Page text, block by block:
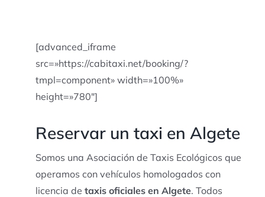
[advanced_iframe
src=»https://cabitaxi.net/booking/?
tmpl=component» width=»100%»
height=»780″]
Reservar un taxi en Algete
Somos una Asociación de Taxis Ecológicos que
operamos con vehículos homologados con
licencia de taxis oficiales en Algete. Todos